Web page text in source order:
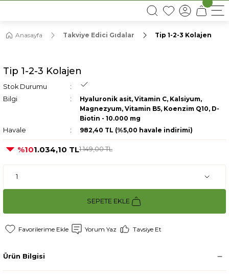
16:00’DAN ÖNCEKİ SİPARİŞLERDE AYNI GÜN KARGO
Anasayfa Takviye Edici Gıdalar Tip 1-2-3 Kolajen
Tip 1-2-3 Kolajen
Stok Durumu
Bilgi
Hyaluronik asit, Vitamin C, Kalsiyum,
Magnezyum, Vitamin B5, Koenzim Q10, D-
Biotin - 10.000 mg
Havale
982,40 TL (%5,00 havale indirimi)
%101.034,10 TL1.149,00 TL
SEPETE EKLE
Yorum Yaz Tavsiye Et
Ürün Bilgisi